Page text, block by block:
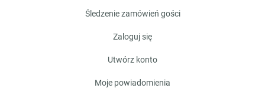
śledzenie zamówień gości
zaloguj się
utwórz konto
moje powiadomienia